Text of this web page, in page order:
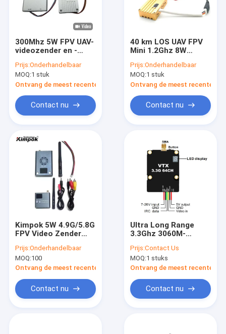
300Mhz 5W FPV UAV-
videozender en -
beeldoverdracht
door drones
Prijs:Onderhandelbaar
MOQ:1 stuk
Ontvang de meest recente Prijs
Contact nu
40 km LOS UAV FPV
Mini 1.2Ghz 8W
videotransmitter
met 8 kanalen
Prijs:Onderhandelbaar
MOQ:1 stuk
Ontvang de meest recente
Contact nu
Kimpok 5W 4.9G/5.8G
FPV Video Zender
voor Drones
Prijs:Onderhandelbaar
MOQ:100
Ontvang de meest recente Prijs
Contact nu
Ultra Long Range
3.3Ghz 3060M-
((Switchable Power
2000mW/7000mW)
VTX
Prijs:Contact Us
MOQ:1 stuks
Ontvang de meest recente
Contact nu